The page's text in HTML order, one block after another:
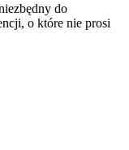
do
o które nie prosi